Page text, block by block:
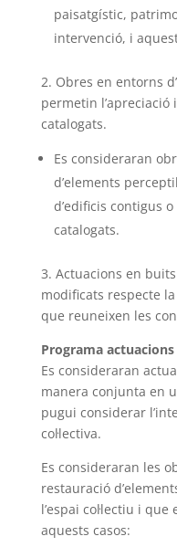
paisatgístic,
intervenció, i
2. Obres en entorns
permetin l’apreciació
catalogats.
Es consideraran
d’elements
d’edificis contigus
catalogats.
3. Actuacions en
modificats respecte
que reuneixen les
Programa
Es consideraran
manera conjunta en
pugui considerar
col·lectiva.
Es consideraran les
restauració
l’espai col·lectiu i
aquests casos: